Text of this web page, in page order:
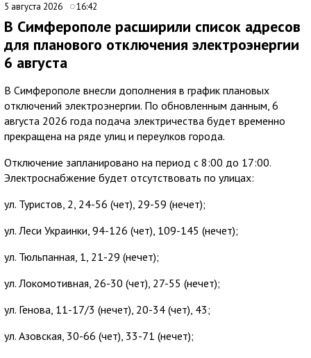
5 августа 2026 16:42
В Симферополе расширили список адресов
для планового отключения электроэнергии
6 августа
В Симферополе внесли дополнения в график плановых
отключений электроэнергии. По обновленным данным, 6
августа 2026 года подача электричества будет временно
прекращена на ряде улиц и переулков города.
Отключение запланировано на период с 8:00 до 17:00.
Электроснабжение будет отсутствовать по улицах:
ул. Туристов, 2, 24-56 (чет), 29-59 (нечет);
ул. Леси Украинки, 94-126 (чет), 109-145 (нечет);
ул. Тюльпанная, 1, 21-29 (нечет);
ул. Локомотивная, 26-30 (чет), 27-55 (нечет);
ул. Генова, 11-17/3 (нечет), 20-34 (чет), 43;
ул. Азовская, 30-66 (чет), 33-71 (нечет);